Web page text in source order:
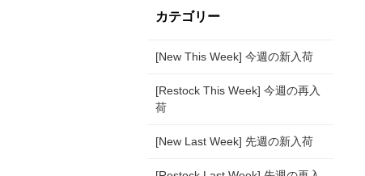
カテゴリー
[New This Week] 今週の新入荷
[Restock This Week] 今週の再入
荷
[New Last Week] 先週の新入荷